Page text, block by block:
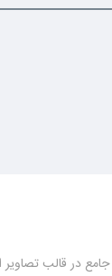
در قالب تصاویر